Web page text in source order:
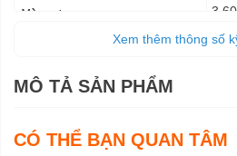
Vòng tua
1.4
Kiểu làm mát
Xem thêm thông số
MÔ TẢ SẢN PHẨM
CÓ THỂ BẠN QUAN TÂM